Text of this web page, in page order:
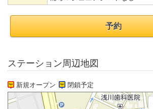
予約
ステーション周辺地図
新規オープン 閉鎖予定